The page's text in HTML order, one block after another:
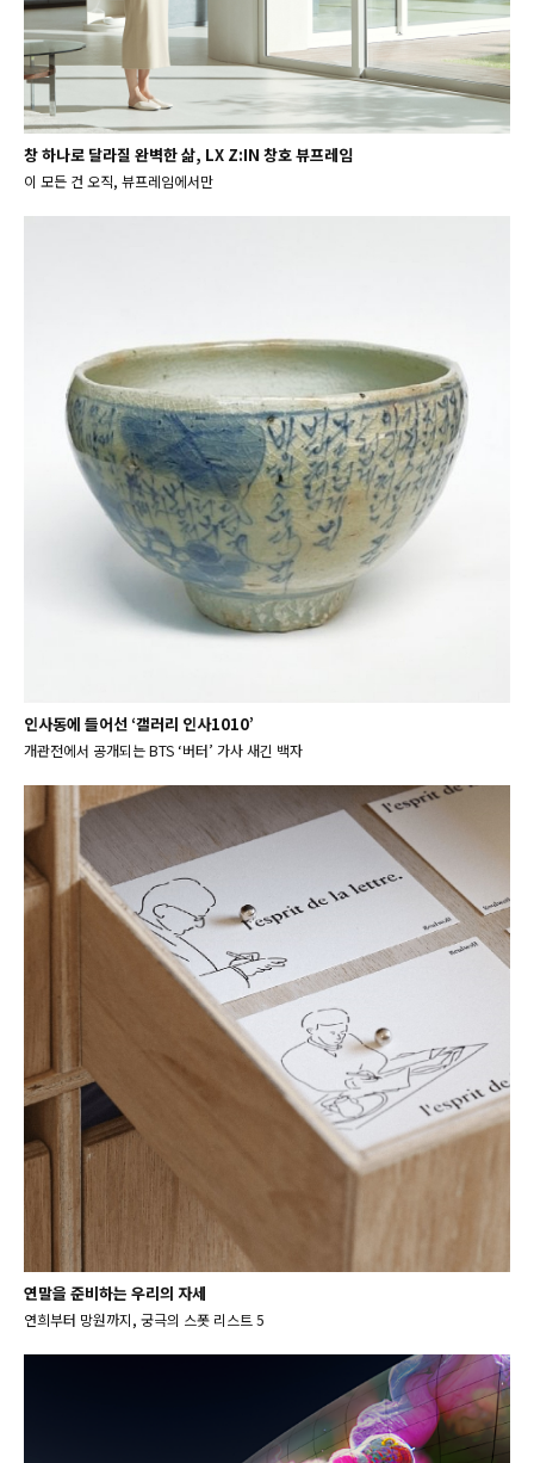
창 하나로 달라질 완벽한 삶, LX Z:IN 창호 뷰프레임
이 모든 건 오직, 뷰프레임에서만
인사동에 들어선 ‘갤러리 인사1010’
개관전에서 공개되는 BTS ‘버터’ 가사 새긴 백자
연말을 준비하는 우리의 자세
연희부터 망원까지, 궁극의 스폿 리스트 5